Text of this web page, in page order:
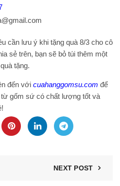
cần lưu ý khi tặng quà 8/3 cho cô
sẻ trên, bạn sẽ bỏ túi thêm một
tặng.
đến với cuahanggomsu.com để
gốm sứ có chất lượng tốt và
NEXT POST